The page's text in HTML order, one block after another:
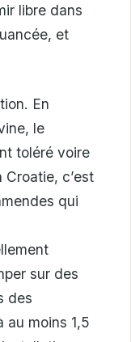
libre dans
et
En
le
toléré voire
c’est
qui
sur des
des
au moins 1,5